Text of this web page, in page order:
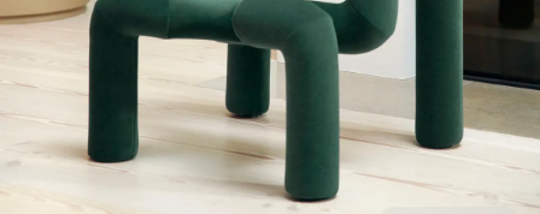
Also irgendwie doch, da ich ständig durch die Weltgeschichte
reise, aber nicht in Bezug auf Sport oder Gymnastik. Wenn ich
von einer Reise nach Hause komme, bin ich immer wieder
überrascht, wie viele Schritte ich auf Flughäfen gehen muss,
weil einige riesig sind. Das ist die einzige Bewegung, die ich
mache, Flughafentransits und Pendeln im Allgemeinen. Wenn
ich nach Hause komme, möchte ich nur noch an meinem
geliebten Holzofen entspannen und absolut nichts tun. Ich